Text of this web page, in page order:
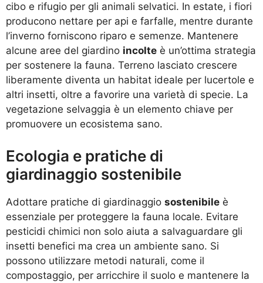
cibo e rifugio per gli animali selvatici. In estate, i fiori
producono nettare per api e farfalle, mentre durante
l’inverno forniscono riparo e semenze. Mantenere
alcune aree del giardino incolte è un’ottima strategia
per sostenere la fauna. Terreno lasciato crescere
liberamente diventa un habitat ideale per lucertole e
altri insetti, oltre a favorire una varietà di specie. La
vegetazione selvaggia è un elemento chiave per
promuovere un ecosistema sano.
Ecologia e pratiche di
giardinaggio sostenibile
Adottare pratiche di giardinaggio sostenibile è
essenziale per proteggere la fauna locale. Evitare
pesticidi chimici non solo aiuta a salvaguardare gli
insetti benefici ma crea un ambiente sano. Si
possono utilizzare metodi naturali, come il
compostaggio, per arricchire il suolo e mantenere la